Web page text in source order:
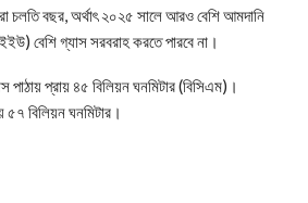
চলতি বছর, অর্থাৎ ২০২৫ সালে আরও বেশি আমদানি
বেশি গ্যাস সরবরাহ করতে পারবে না।
পাঠায় প্রায় ৪৫ বিলিয়ন ঘনমিটার (বিসিএম)।
৫৭ বিলিয়ন ঘনমিটার।